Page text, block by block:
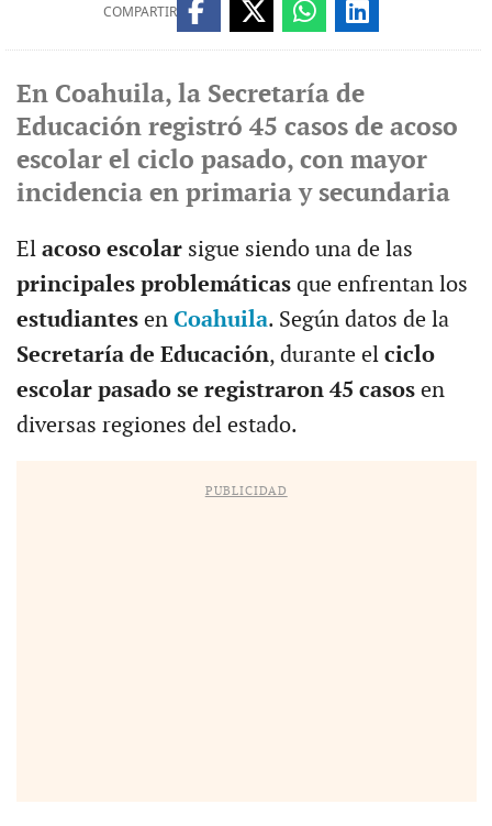
COMPARTIR
En Coahuila, la Secretaría de
Educación registró 45 casos de acoso
escolar el ciclo pasado, con mayor
incidencia en primaria y secundaria
El acoso escolar sigue siendo una de las
principales problemáticas que enfrentan los
estudiantesen Coahuila. Según datos de la
Secretaría de Educación, durante el ciclo
escolar pasado se registraron 45 casosen
diversas regiones del estado.
PUBLICIDAD